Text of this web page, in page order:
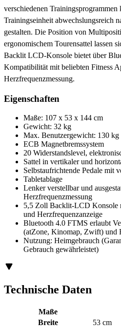
verschiedenen Trainingsprogrammen
Trainingseinheit abwechslungsreich
gestalten. Die Position von
ergonomischem Tourensattel lassen
Backlit LCD-Konsole bietet über
Kompatibilität mit beliebten Fitness
Herzfrequenzmessung.
Eigenschaften
Maße: 107 x 53 x 144 cm
Gewicht: 32 kg
Max. Benutzergewicht: 130 kg
ECB Magnetbremssystem
20 Widerstandslevel,
Sattel in vertikaler und
Selbstaufrichtende Pedale mit
Tabletablage
Lenker verstellbar und
Herzfrequenzmessung
5,5 Zoll Backlit-LCD Konsole
und Herzfrequenzanzeige
Bluetooth 4.0 FTMS erlaubt
(atZone, Kinomap, Zwift) und
Nutzung: Heimgebrauch
Gebrauch gewährleistet)
Technische Daten
Maße
Breite
53 cm